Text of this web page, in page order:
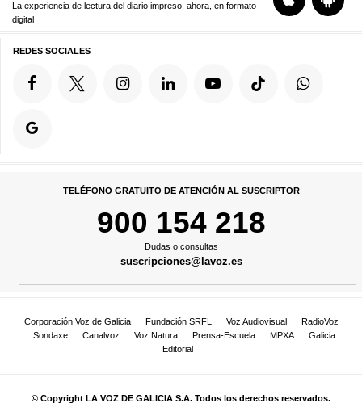
La experiencia de lectura del diario impreso, ahora, en formato
digital
REDES SOCIALES
TELÉFONO GRATUITO DE ATENCIÓN AL SUSCRIPTOR
900 154 218
Dudas o consultas
suscripciones@lavoz.es
Corporación Voz de Galicia Fundación SRFL Voz Audiovisual
RadioVoz
Sondaxe
Canalvoz Voz Natura Prensa-Escuela MPXA
Galicia
Editorial
© Copyright LA VOZ DE GALICIA S.A. Todos los derechos reservados.